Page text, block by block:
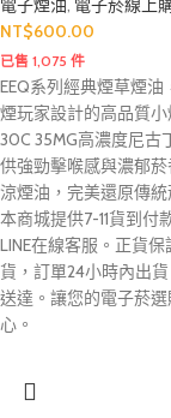
電子煙油, 電子菸線上
NT$600.00
已售 1,075 件
EEQ系列經典煙草煙油
煙玩家設計的高品質
30C 35MG高濃度尼古
供強勁擊喉感與濃郁
涼煙油，完美還原傳統
本商城提供7-11貨到付
LINE在線客服。正貨
貨，訂單24小時內出
送達。讓您的電子菸
心。